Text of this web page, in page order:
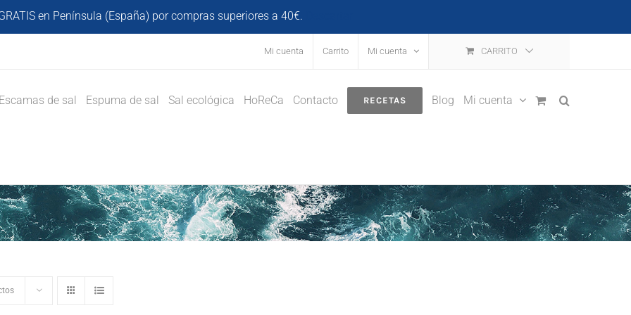
en Península (España) por compras superiores a 40€.
Mi cuenta Carrito Mi cuenta CARRITO
Escamas de sal Espuma de sal Sal ecológica HoReCa Contacto RECETAS Blog Mi cuenta